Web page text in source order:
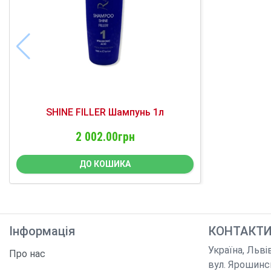
SHINE FILLER Шампунь 1л
2 002.00грн
ДО КОШИКА
Інформація
Про нас
Україна,
вул.